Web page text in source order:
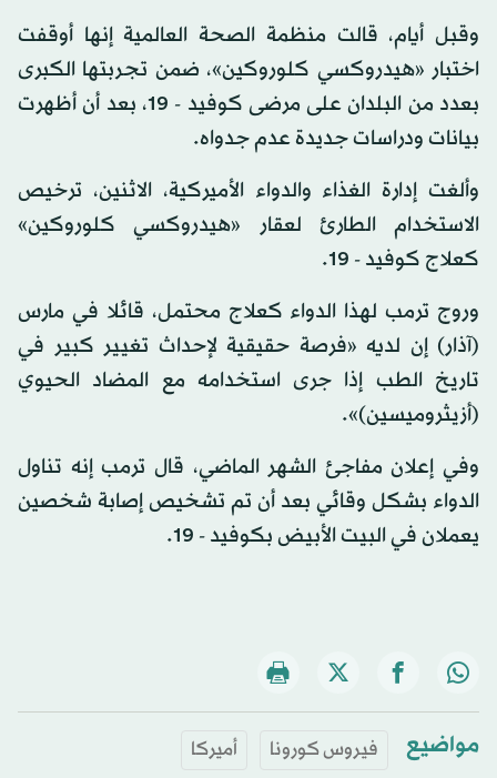
وقبل أيام، قالت منظمة الصحة العالمية إنها أوقفت
اختبار «هيدروكسي كلوروكين»، ضمن تجربتها الكبرى
بعدد من البلدان على مرضى كوفيد - 19، بعد أن أظهرت
بيانات ودراسات جديدة عدم جدواه.
وألغت إدارة الغذاء والدواء الأميركية، الاثنين، ترخيص
الاستخدام الطارئ لعقار «هيدروكسي كلوروكين»
كعلاج كوفيد - 19.
وروج ترمب لهذا الدواء كعلاج محتمل، قائلا في مارس
(آذار) إن لديه «فرصة حقيقية لإحداث تغيير كبير في
تاريخ الطب إذا جرى استخدامه مع المضاد الحيوي
(أزيثروميسين)».
وفي إعلان مفاجئ الشهر الماضي، قال ترمب إنه تناول
الدواء بشكل وقائي بعد أن تم تشخيص إصابة شخصين
يعملان في البيت الأبيض بكوفيد - 19.
مواضيع فيروس كورونا أميركا